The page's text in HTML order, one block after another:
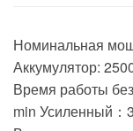
Номинальная
Аккумулятор:
Время работы
min Усиленный：